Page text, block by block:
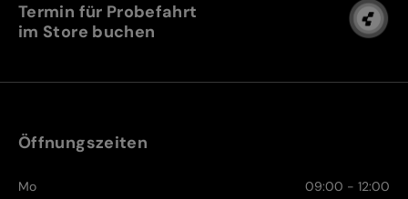
Termin für Probefahrt
im Store buchen
Öffnungszeiten
Mo
09:00 - 12:00